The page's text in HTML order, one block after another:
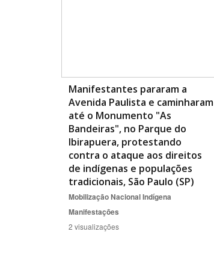
Manifestantes pararam a
Avenida Paulista e caminharam
até o Monumento "As
Bandeiras", no Parque do
Ibirapuera, protestando
contra o ataque aos direitos
de indígenas e populações
tradicionais, São Paulo (SP)
Mobilização Nacional Indígena
Manifestações
2 visualizações